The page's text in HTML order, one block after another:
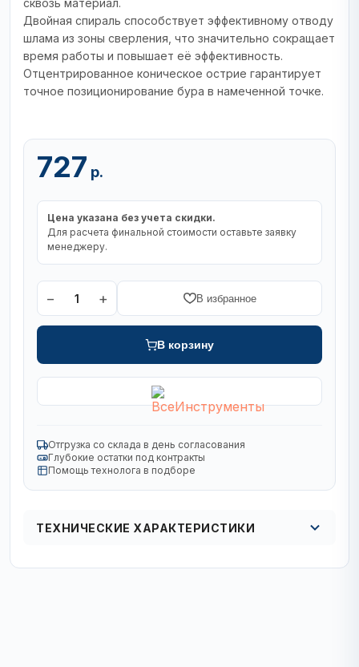
сквозь материал.
Двойная спираль способствует эффективному отводу
шлама из зоны сверления, что значительно сокращает
время работы и повышает её эффективность.
Отцентрированное коническое острие гарантирует
точное позиционирование бура в намеченной точке.
727 р.
Цена указана без учета скидки.
Для расчета финальной стоимости оставьте заявку
менеджеру.
− 1 + В избранное
В корзину
Отгрузка со склада в день согласования
Глубокие остатки под контракты
Помощь технолога в подборе
ТЕХНИЧЕСКИЕ ХАРАКТЕРИСТИКИ
Серия